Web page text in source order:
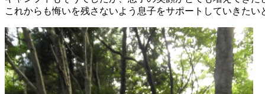
これからも悔いを残さないよう息子をサポートしていきたい